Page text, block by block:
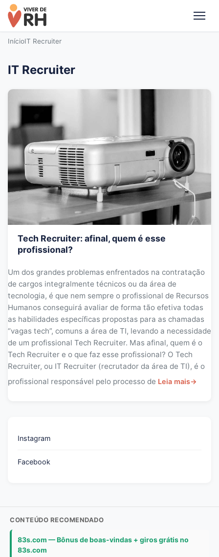
InícioIT Recruiter
IT Recruiter
Tech Recruiter: afinal, quem é esse
profissional?
Um dos grandes problemas enfrentados na contratação
de cargos integralmente técnicos ou da área de
tecnologia, é que nem sempre o profissional de Recursos
Humanos conseguirá avaliar de forma tão efetiva todas
as habilidades específicas propostas para as chamadas
“vagas tech”, comuns a área de TI, levando a necessidade
de um profissional Tech Recruiter. Mas afinal, quem é o
Tech Recruiter e o que faz esse profissional? O Tech
Recruiter, ou IT Recruiter (recrutador da área de TI), é o
profissional responsável pelo processo de Leia mais→
Instagram
Facebook
CONTEÚDO RECOMENDADO
83s.com — Bônus de boas-vindas + giros grátis no
83s.com